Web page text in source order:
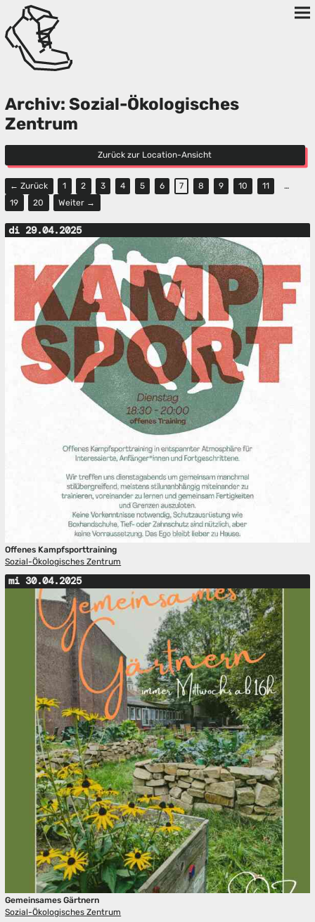
Archiv: Sozial-Ökologisches
Zentrum
Zurück zur Location-Ansicht
← Zurück 1 2 3 4 5 6 7 8 9 10 11
…
19
20 Weiter →
di 29.04.2025
Offenes Kampfsporttraining
Sozial-Ökologisches Zentrum
mi 30.04.2025
Gemeinsames Gärtnern
Sozial-Ökologisches Zentrum